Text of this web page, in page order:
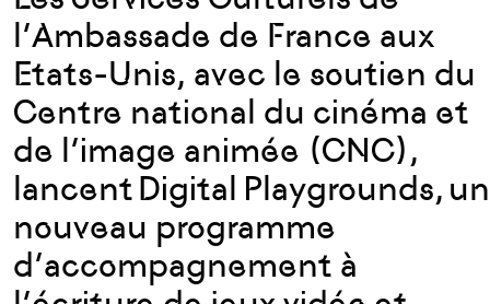
l’Ambassade de France aux
Etats-Unis, avec le soutien du
Centre national du cinéma et
de l’image animée (CNC),
lancent Digital Playgrounds, un
nouveau programme
d’accompagnement à